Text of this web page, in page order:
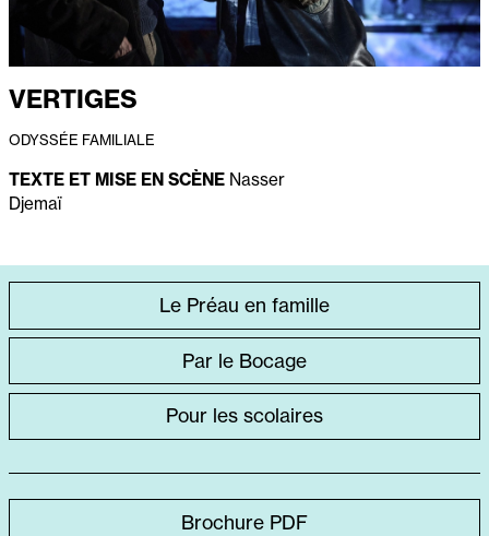
VERTIGES
ODYSSÉE FAMILIALE
TEXTE ET MISE EN SCÈNENasser
Djemaï
DIRECT
Le Préau en famille
Par le Bocage
Pour les scolaires
Brochure PDF